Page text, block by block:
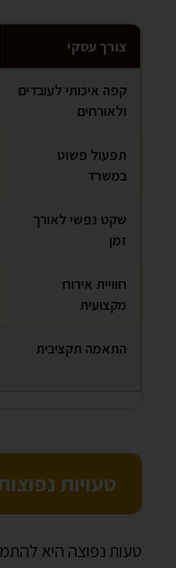
צורך עסקי
קפה איכותי לעובדים
ולאורחים
תפעול פשוט
במשרד
שקט נפשי לאורך
זמן
חוויית אירוח
מקצועית
התאמה תקציבית
טעויות
טעות נפוצה היא